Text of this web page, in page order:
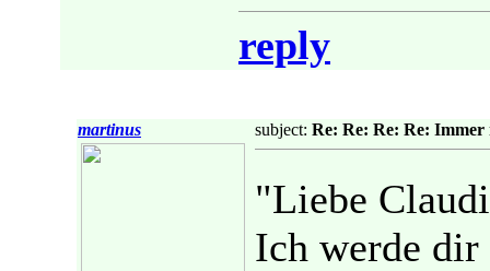
reply
martinus subject: Re: Re: Re: Re:
"Liebe
Ich werde